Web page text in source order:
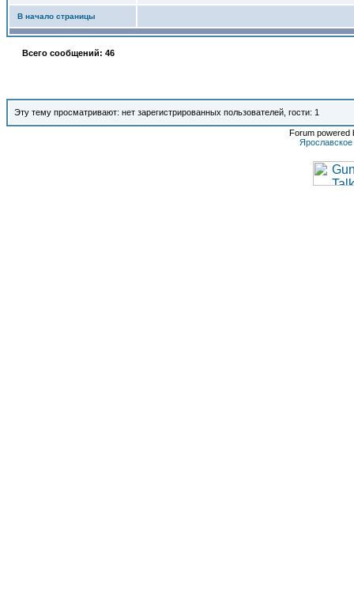
В начало страницы
Всего сообщений: 46
Эту тему просматривают: нет зарегистрированных пользователей, гости: 1
Forum powered